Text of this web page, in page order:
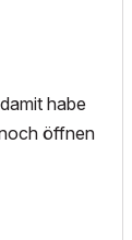
habe
öffnen